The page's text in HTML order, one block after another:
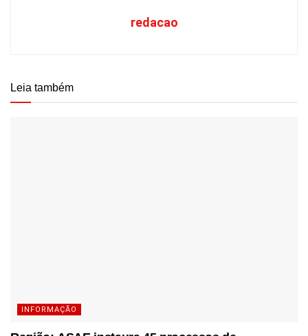
redacao
Leia também
INFORMAÇÃO